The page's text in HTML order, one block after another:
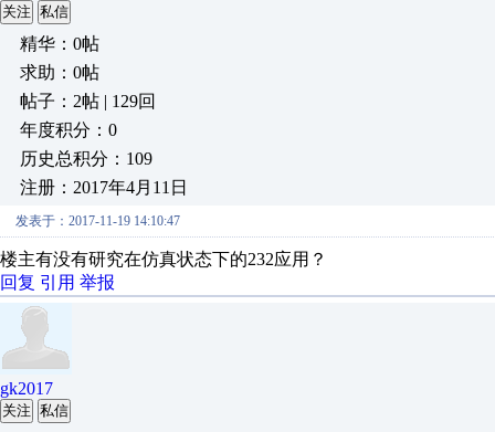
关注 私信
精华：0帖
求助：0帖
帖子：2帖 | 129回
年度积分：0
历史总积分：109
注册：2017年4月11日
发表于：2017-11-19 14:10:47
楼主有没有研究在仿真状态下的232应用？
回复 引用 举报
gk2017
关注 私信